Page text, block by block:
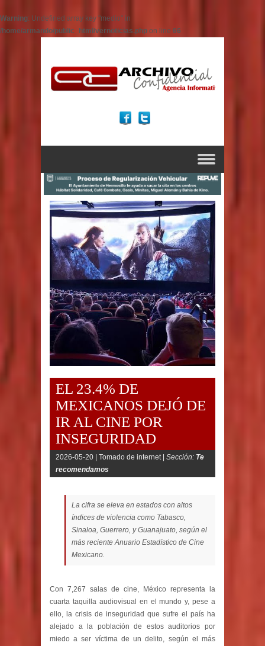
Warning: Undefined array key "medio" in
/home/armando/public_html/vernoticias.php on line 66
EL 23.4% DE
MEXICANOS DEJÓ DE
IR AL CINE POR
INSEGURIDAD
2026-05-20 | Tomado de internet | Sección: Te
recomendamos
La cifra se eleva en estados con altos
índices de violencia como Tabasco,
Sinaloa, Guerrero, y Guanajuato, según el
más reciente Anuario Estadístico de Cine
Mexicano.
Con 7,267 salas de cine, México representa la
cuarta taquilla audiovisual en el mundo y, pese a
ello, la crisis de inseguridad que sufre el país ha
alejado a la población de estos auditorios por
miedo a ser víctima de un delito, según el más